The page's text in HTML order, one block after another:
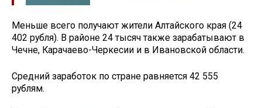
Меньше всего получают жители Алтайского края (24
402 рубля). В районе 24 тысяч также зарабатывают в
Чечне, Карачаево-Черкесии и в Ивановской области.
Средний заработок по стране равняется 42 555
рублям.